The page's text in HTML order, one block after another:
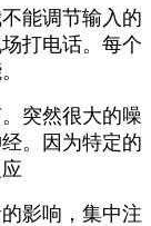
能调节输入的
打电话。每个
突然很大的噪
。因为特定的
影响，集中注